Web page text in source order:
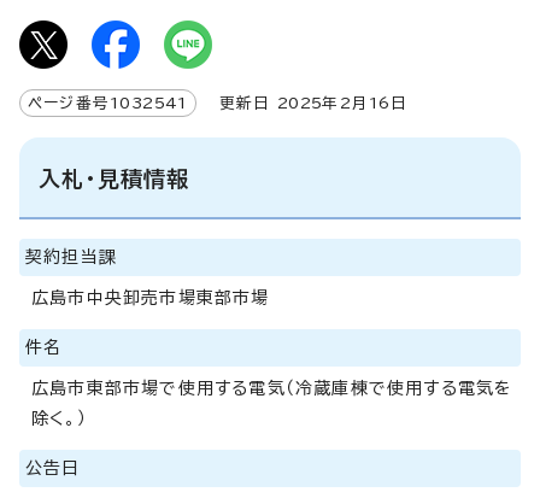
ページ番号 1032541 更新日 2025年2月 16 日
入札・見積情報
契約担当課
広島市中央卸売市場東部市場
件名
広島市東部市場で使用する電気（冷蔵庫棟で使用する電気を
除く。）
公告日